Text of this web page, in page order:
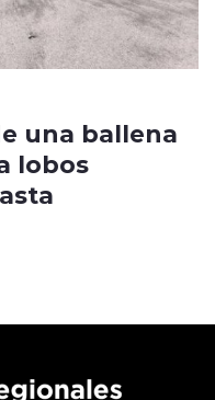
una ballena
lobos